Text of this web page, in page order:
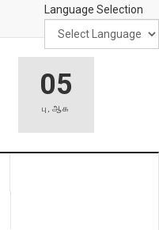
Language Selection
05
பு ,ஆக